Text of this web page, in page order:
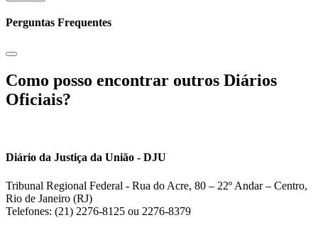
Perguntas Frequentes
Como posso encontrar outros Diários
Oficiais?
Diário da Justiça da União - DJU
Tribunal Regional Federal - Rua do Acre, 80 – 22º Andar – Centro,
Rio de Janeiro (RJ)
Telefones: (21) 2276-8125 ou 2276-8379